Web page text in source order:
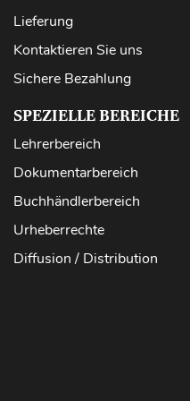
Lieferung
Kontaktieren Sie uns
Sichere Bezahlung
SPEZIELLE BEREICHE
Lehrerbereich
Dokumentarbereich
Buchhändlerbereich
Urheberrechte
Diffusion / Distribution